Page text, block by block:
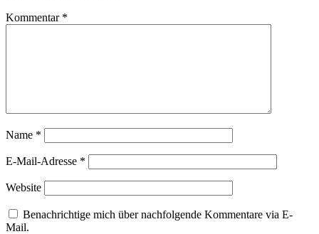
Kommentar *
Name *
E-Mail-Adresse *
Website
Benachrichtige mich über nachfolgende Kommentare via E-
Mail.